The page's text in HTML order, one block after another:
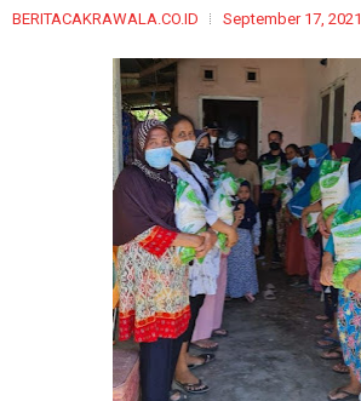
BERITACAKRAWALA.CO.ID September 17, 2021